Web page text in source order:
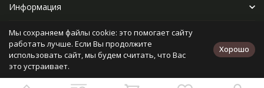
Информация
Прочее
Политика персональных данных
Мы сохраняем файлы cookie: это помогает сайту
работать лучше. Если Вы продолжите
использовать сайт, мы будем считать, что Вас
это устраивает.
Хорошо